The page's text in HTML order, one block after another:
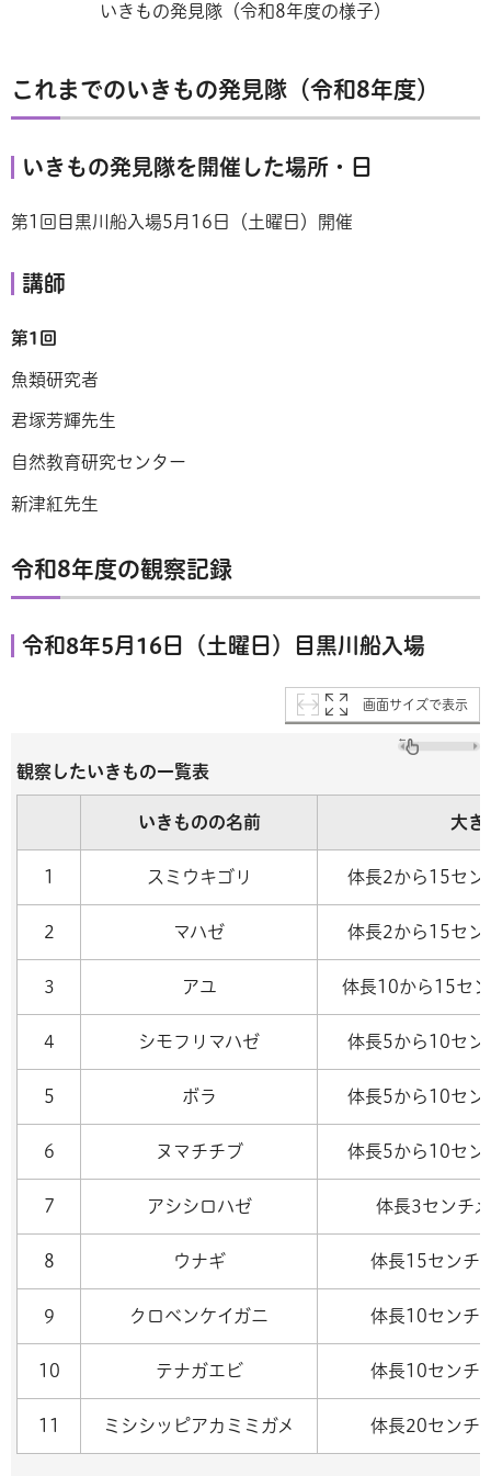
いきもの発見隊（令和8年度の様子）
これまでのいきもの発見隊（令和8年度）
いきもの発見隊を開催した場所・日
第1回目黒川船入場5月16日（土曜日）開催
講師
第1回
魚類研究者
君塚芳輝先生
自然教育研究センター
新津紅先生
令和8年度の観察記録
令和8年5月16日（土曜日）目黒川船入場
画面サイズで表示
観察したいきもの一覧表
いきものの名前 大き
1 スミウキゴリ 体長2から15セン
2 マハゼ 体長2から15セン
3 アユ 体長10から15セ
4 シモフリマハゼ 体長5から10セン
5 ボラ 体長5から10セン
6 ヌマチチブ 体長5から10セン
7 アシシロハゼ 体長3センチ
8 ウナギ 体長15センチ
9 クロベンケイガニ 体長10センチ
10 テナガエビ 体長10センチ
11 ミシシッピアカミミガメ 体長20センチ